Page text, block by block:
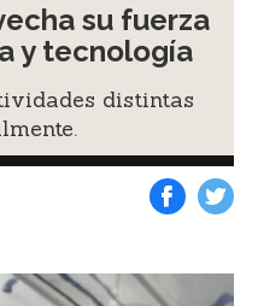
su fuerza
y tecnología
distintas